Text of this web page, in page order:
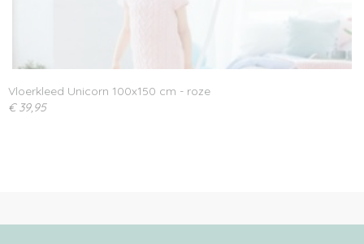
Vloerkleed Unicorn 100x150 cm - roze
€ 39,95